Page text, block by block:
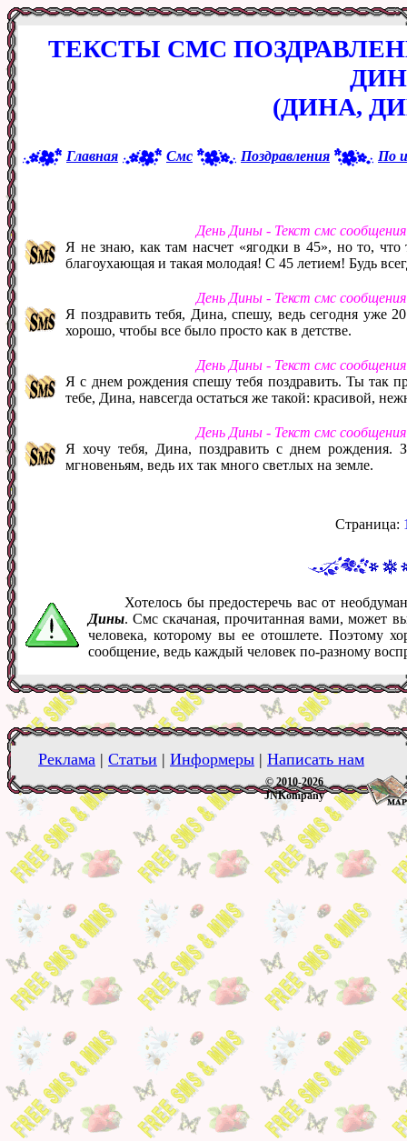
ТЕКСТЫ СМС
(ДИНА,
Главная Смс Поздравления По
День Дины - Текст смс
Я не знаю, как там насчет «ягодки в 45», но то,
благоухающая и такая молодая! С 45 летием! Будь
День Дины - Текст смс
Я поздравить тебя, Дина, спешу, ведь сегодня уже
хорошо, чтобы все было просто как в детстве.
День Дины - Текст смс
Я с днем рождения спешу тебя поздравить. Ты так
тебе, Дина, навсегда остаться же такой: красивой,
День Дины - Текст смс
Я хочу тебя, Дина, поздравить с днем рождения.
мгновеньям, ведь их так много светлых на земле.
Страница:
Хотелось бы предостеречь вас от
Дины. Смс скачаная, прочитанная вами, может
человека, которому вы ее отошлете. Поэтому
сообщение, ведь каждый человек по-разному
Реклама | Статьи | Информеры | Написать нам
© 2010-2026
JNKompany